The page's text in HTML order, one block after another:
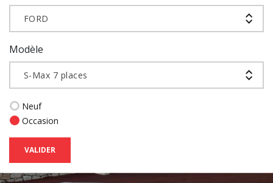
FORD
Modèle
S-Max 7 places
Neuf
Occasion
VALIDER